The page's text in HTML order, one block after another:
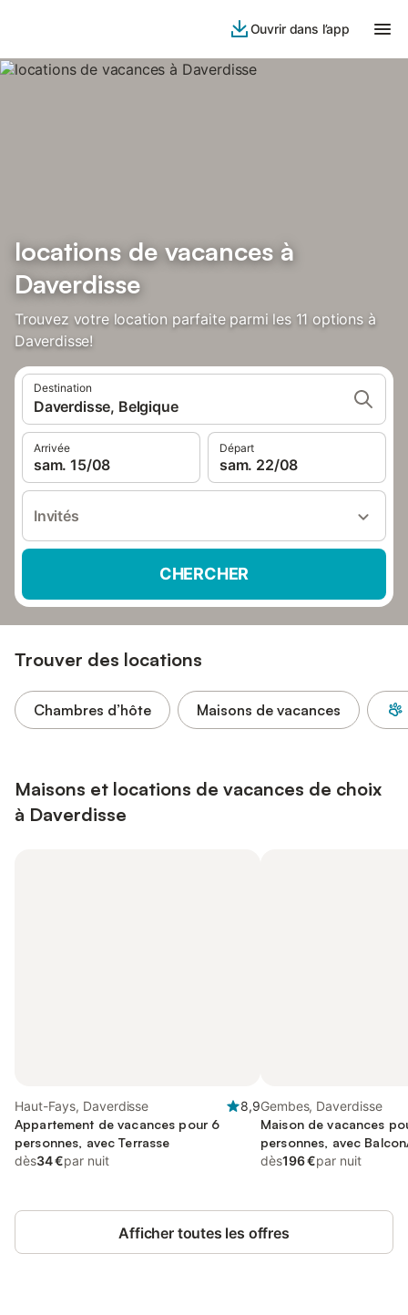
Ouvrir dans l’app
locations de vacances à
Daverdisse
Trouvez votre location parfaite parmi les 11 options à
Daverdisse!
Destination
Daverdisse, Belgique
Arrivée
sam. 15/08
Départ
sam. 22/08
Invités
CHERCHER
Trouver des locations
Chambres d’hôte Maisons de vacances
Maisons et locations de vacances de choix
à Daverdisse
Haut-Fays, Daverdisse
8,9
Appartement de vacances pour 6
personnes, avec Terrasse
dès34 €par nuit
Gembes, Daverdisse
Maison de vacances
personnes, avec
que Terrasse et Sauna
dès196 €par nuit
Afficher toutes les offres